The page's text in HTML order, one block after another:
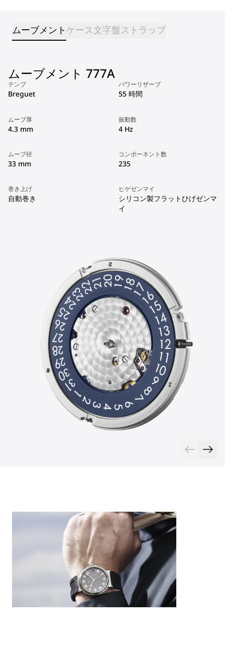
ムーブメント ケース文字盤ストラップ
ムーブメント 777A
テンプ
Breguet
パワーリザーブ
55 時間
ムーブ厚
4.3 mm
振動数
4 Hz
ムーブ径
33 mm
コンポーネント数
235
巻き上げ
自動巻き
ヒゲゼンマイ
シリコン製フラットひげゼンマ
イ